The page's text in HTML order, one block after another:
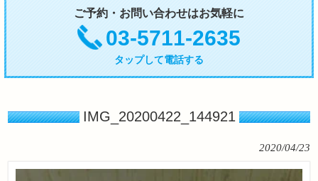
ご予約・お問い合わせはお気軽に
03-5711-2635
タップして電話する
IMG_20200422_144921
2020/04/23